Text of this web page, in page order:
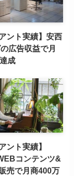
ント実績】安西
広告収益で月
成
ント実績】
コンテンツ&
売で月商400万